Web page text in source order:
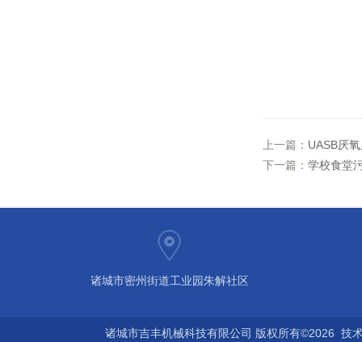
上一篇： UASB厌
下一篇： 学校食堂
诸城市密州街道工业园朱解社区
诸城市吉丰机械科技有限公司 版权所有©2026 技